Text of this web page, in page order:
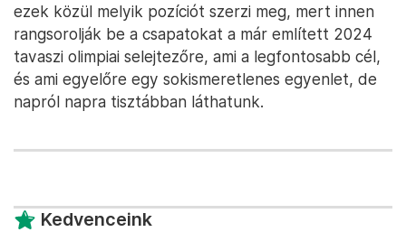
ezek közül melyik pozíciót szerzi meg, mert innen
rangsorolják be a csapatokat a már említett 2024
tavaszi olimpiai selejtezőre, ami a legfontosabb cél,
és ami egyelőre egy sokismeretlenes egyenlet, de
napról napra tisztábban láthatunk.
Kedvenceink